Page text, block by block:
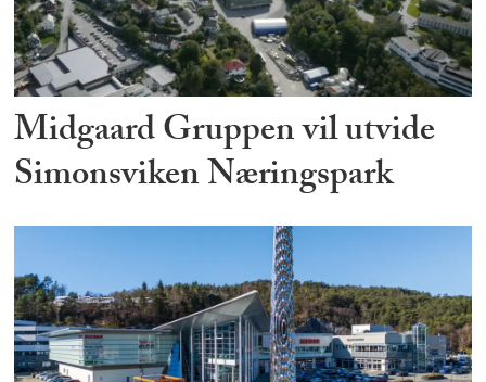
Midgaard Gruppen vil utvide
Simonsviken Næringspark